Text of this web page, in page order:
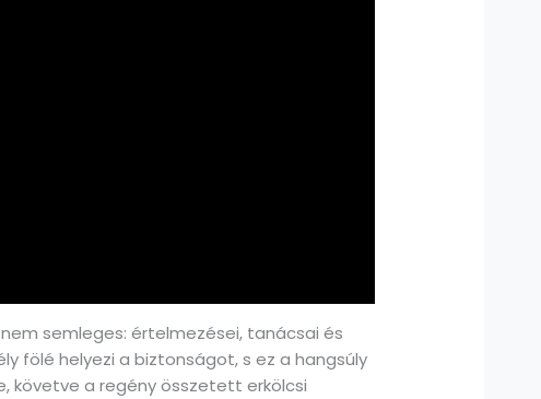
semleges: értelmezései, tanácsai és
fölé helyezi a biztonságot, s ez a hangsúly
követve a regény összetett erkölcsi